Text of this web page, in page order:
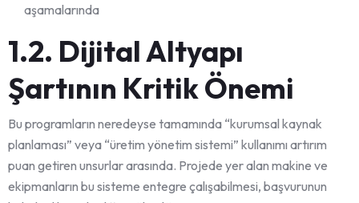
aşamalarında
1.2. Dijital Altyapı
Şartının Kritik Önemi
Bu programların neredeyse tamamında “kurumsal kaynak
planlaması” veya “üretim yönetim sistemi” kullanımı artırım
puan getiren unsurlar arasında. Projede yer alan makine ve
ekipmanların bu sisteme entegre çalışabilmesi, başvurunun